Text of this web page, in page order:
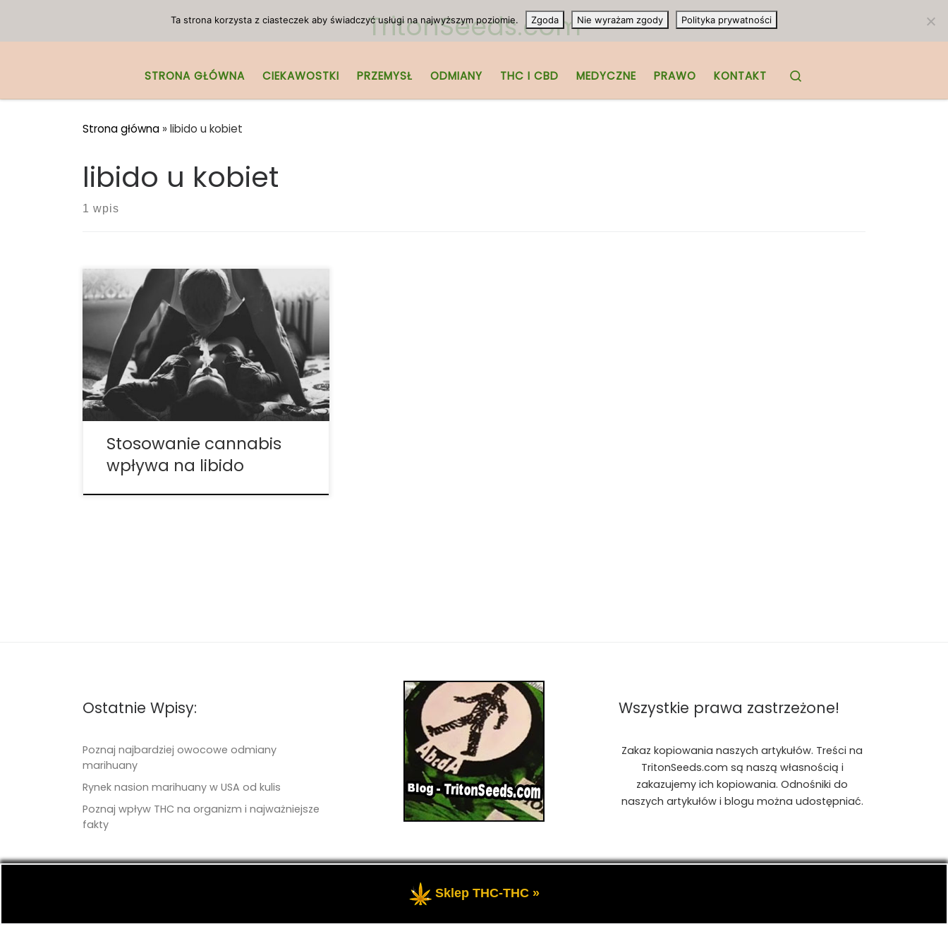
TritonSeeds.com
STRONA GŁÓWNA CIEKAWOSTKI PRZEMYSŁ ODMIANY THC I CBD MEDYCZNE PRAWO KONTAKT
Strona główna » libido u kobiet
libido u kobiet
1 wpis
Cannabis stosowane było jako afrodyzjak
przez wiele starożytnych kultur od prawie
3.000 lat, ale czy naprawdę i w jaki sposób
wpływa ono na libido? Wpływ substancji
takich jak alkohol i kokaina na popęd
seksualny został już dawno dobrze
udokumentowany. Nie […]
Stosowanie cannabis
wpływa na libido
Ostatnie Wpisy:
Poznaj najbardziej owocowe odmiany
marihuany
Rynek nasion marihuany w USA od kulis
Poznaj wpływ THC na organizm i najważniejsze
fakty
Wszystkie prawa zastrzeżone!
Zakaz kopiowania naszych artykułów. Treści na
TritonSeeds.com są naszą własnością i
zakazujemy ich kopiowania. Odnośniki do
naszych artykułów i blogu można udostępniać.
- Przedstawia portal-blog o Marihuanie, cannabis, konopiach indyjskich, CBD, RSO, THC.
Ta strona korzysta z ciasteczek aby świadczyć usługi na najwyższym poziomie. Zgoda Nie wyrażam zgody Polityka prywatności
Sklep THC-THC »